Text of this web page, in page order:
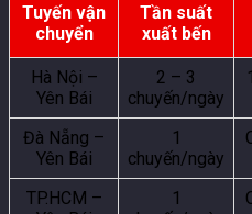
Tuyến vận
chuyển
Tần suất
xuất bến
Hà Nội –
Yên Bái
2 – 3
chuyến/ngày
Đà Nẵng –
Yên Bái
1
chuyến/ngày
TP.HCM –
1